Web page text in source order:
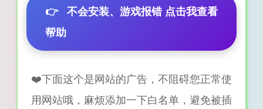
👉 不会安装、游戏报错 点击我查看
帮助
❤️下面这个是网站的广告，不阻碍您正常使
用网站哦，麻烦添加一下白名单，避免被插